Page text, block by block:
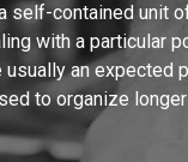
self-contained unit
with a particular
usually an expected
to organize